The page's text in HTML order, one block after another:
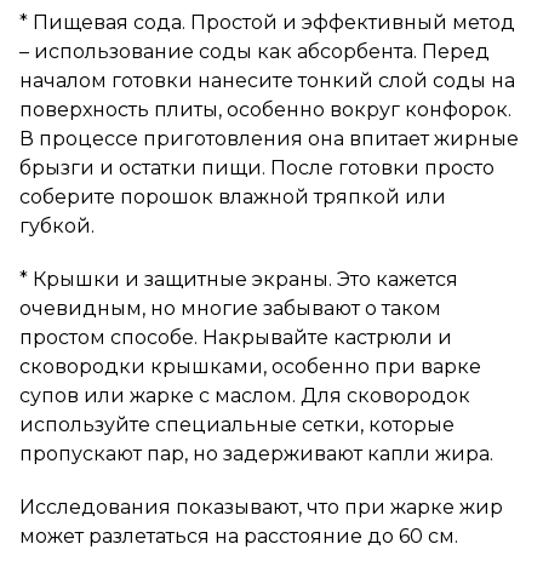
* Пищевая сода. Простой и эффективный метод
– использование соды как абсорбента. Перед
началом готовки нанесите тонкий слой соды на
поверхность плиты, особенно вокруг конфорок.
В процессе приготовления она впитает жирные
брызги и остатки пищи. После готовки просто
соберите порошок влажной тряпкой или
губкой.
* Крышки и защитные экраны. Это кажется
очевидным, но многие забывают о таком
простом способе. Накрывайте кастрюли и
сковородки крышками, особенно при варке
супов или жарке с маслом. Для сковородок
используйте специальные сетки, которые
пропускают пар, но задерживают капли жира.
Исследования показывают, что при жарке жир
может разлетаться на расстояние до 60 см.